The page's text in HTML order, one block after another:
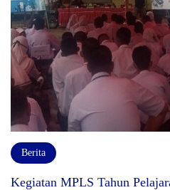
Berita
Kegiatan MPLS Tahun